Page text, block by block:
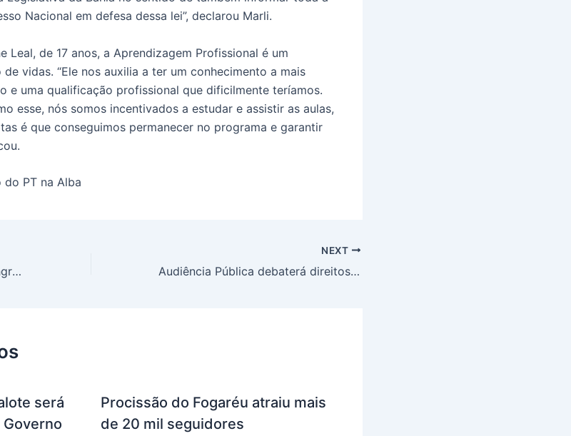
Nacional em defesa dessa lei”, declarou Marli.
Leal, de 17 anos, a Aprendizagem Profissional é um
vidas. “Ele nos auxilia a ter um conhecimento a mais
e uma qualificação profissional que dificilmente teríamos.
esse, nós somos incentivados a estudar e assistir as aulas,
é que conseguimos permanecer no programa e garantir
do PT na Alba
Seminário na Ufba antecede Congresso Estadual do PT baiano
NEXT
Audiência Pública debaterá direitos dos filhos separados de pais atingidos por hanseníase
será
Procissão do Fogaréu atraiu mais
de 20 mil seguidores